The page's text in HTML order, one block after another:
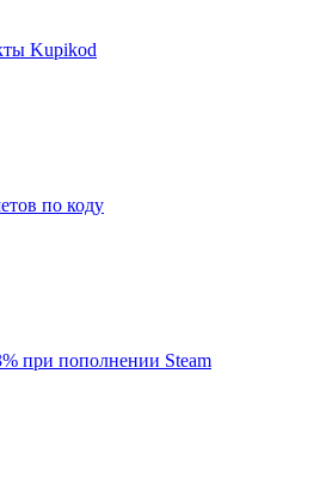
Kupikod
по коду
при пополнении Steam